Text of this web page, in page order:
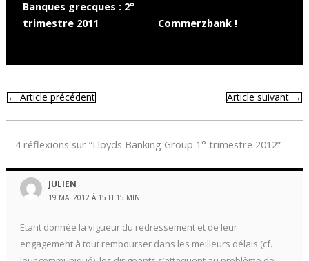
Banques grecques : 2°
trimestre 2011
Commerzbank !
← Article précédent Article suivant →
4 réflexions sur “Lloyds Banking Group 1° trimestre 2012”
JULIEN
19 MAI 2012 À 15 H 15 MIN
Etant donnée la vigueur du redressement et de leur
engagement à tout rembourser dans les meilleurs délais (cf.